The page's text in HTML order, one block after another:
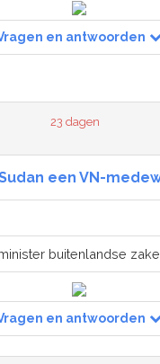
en antwoorden
23 dagen
een VN-
buitenlandse
en antwoorden